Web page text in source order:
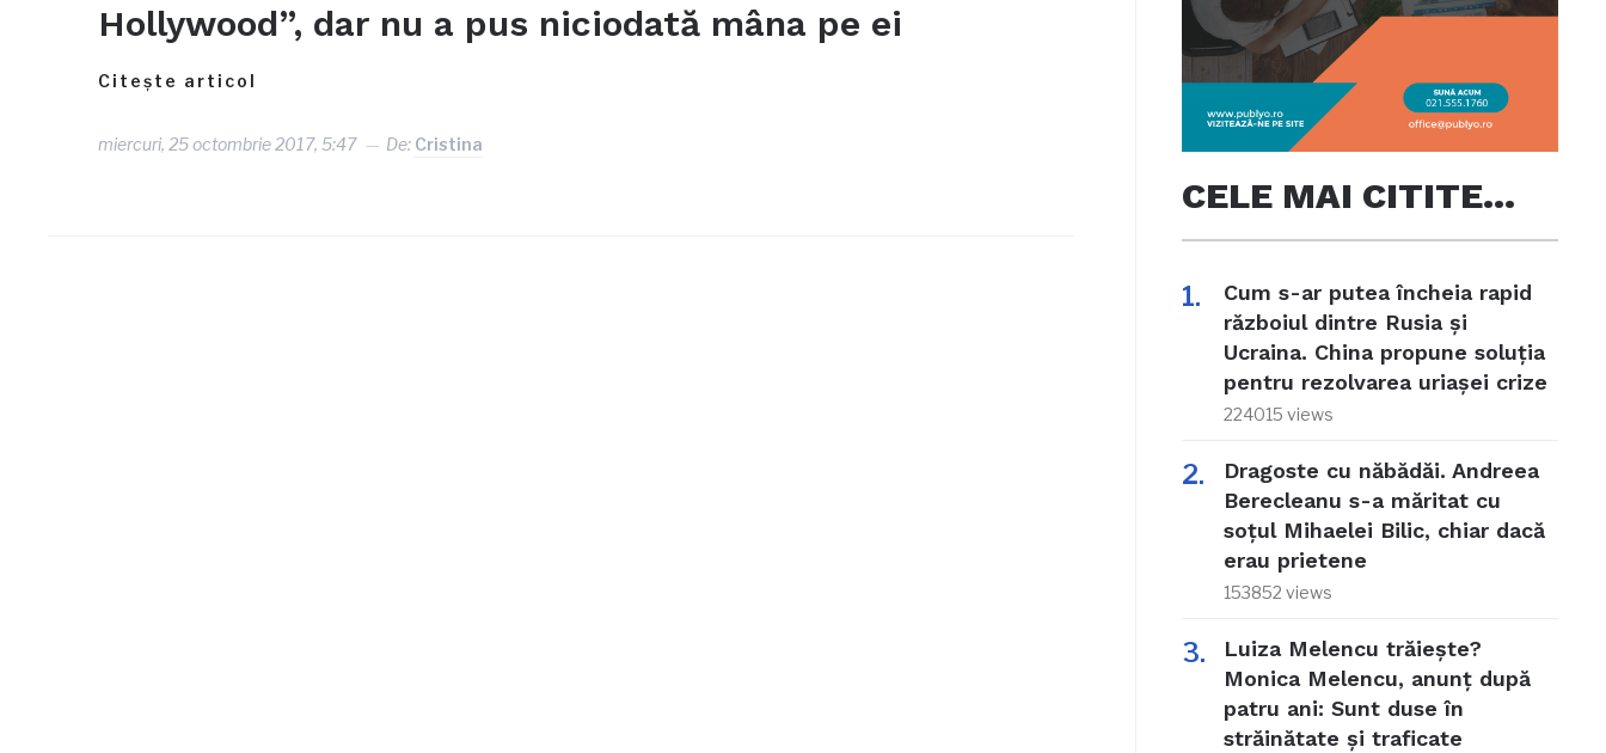
Hollywood”, dar nu a pus niciodată mâna pe ei
Citește articol
miercuri, 25 octombrie 2017, 5:47 De: Cristina
CELE MAI CITITE…
Cum s-ar putea încheia rapid
războiul dintre Rusia și
Ucraina. China propune soluția
pentru rezolvarea uriașei crize
224015 views
Dragoste cu năbădăi. Andreea
Berecleanu s-a măritat cu
soțul Mihaelei Bilic, chiar dacă
erau prietene
153852 views
Luiza Melencu trăiește?
Monica Melencu, anunț după
patru ani: Sunt duse în
străinătate și traficate